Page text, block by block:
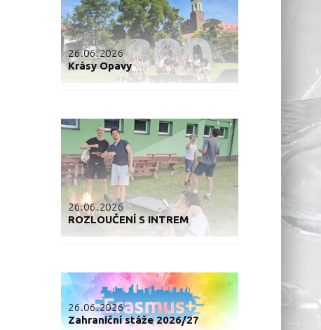
26.06.2026
Krásy Opavy
26.06.2026
ROZLOUČENÍ S INTREM
26.06.2026
Zahraniční stáže 2026/27